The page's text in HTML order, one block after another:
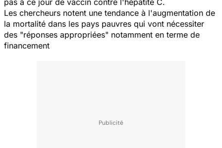
Les chercheurs notent une tendance à l'augmentation de
la mortalité dans les pays pauvres qui vont nécessiter
des "réponses appropriées" notamment en terme de
financement